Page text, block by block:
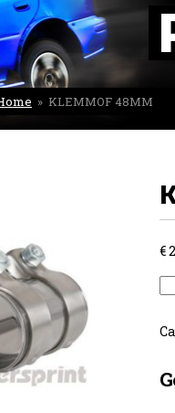
» KLEMMOF 48MM
€